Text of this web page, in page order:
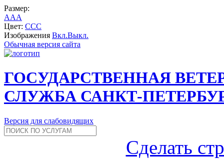
Размер:
AAA
Цвет: CCC
Изображения Вкл.Выкл.
Обычная версия сайта
ГОСУДАРСТВЕННАЯ
СЛУЖБА САНКТ-
Версия для слабовидящих
Сделать